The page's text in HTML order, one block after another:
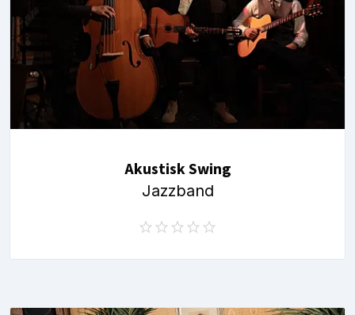
Akustisk Swing
Jazzband